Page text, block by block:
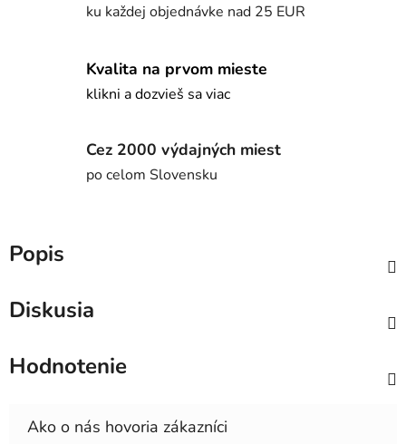
ku každej objednávke nad 25 EUR
Kvalita na prvom mieste
klikni a dozvieš sa viac
Cez 2000 výdajných miest
po celom Slovensku
Popis
Diskusia
Hodnotenie